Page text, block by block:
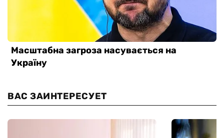
ВАС ЗАИНТЕРЕСУЕТ